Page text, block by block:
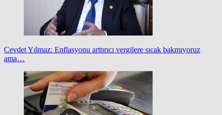
Cevdet Yılmaz: Enflasyonu arttırıcı vergilere sıcak bakmıyoruz
ama…